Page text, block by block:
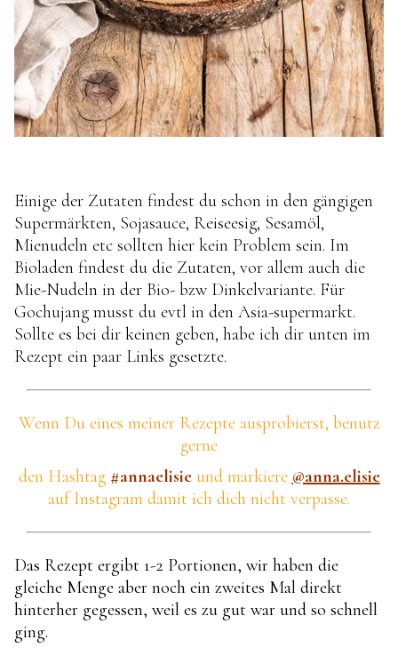
Einige der Zutaten findest du schon in den gängigen
Supermärkten, Sojasauce, Reiseesig, Sesamöl,
Mienudeln etc sollten hier kein Problem sein. Im
Bioladen findest du die Zutaten, vor allem auch die
Mie-Nudeln in der Bio- bzw Dinkelvariante. Für
Gochujang musst du evtl in den Asia-supermarkt.
Sollte es bei dir keinen geben, habe ich dir unten im
Rezept ein paar Links gesetzte.
Wenn Du eines meiner Rezepte ausprobierst, benutz
gerne
den Hashtag #annaelisieund markiere @anna.elisie
auf Instagram damit ich dich nicht verpasse.
Das Rezept ergibt 1-2 Portionen, wir haben die
gleiche Menge aber noch ein zweites Mal direkt
hinterher gegessen, weil es zu gut war und so schnell
ging.